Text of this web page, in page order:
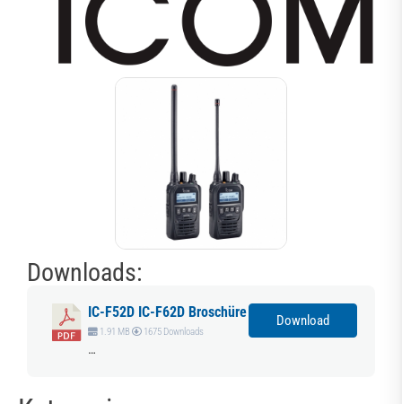
Downloads:
IC-F52D IC-F62D Broschüre
1.91 MB 1675 Downloads
…
Download